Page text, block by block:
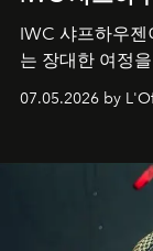
IWC 샤프하우
는 장대한 여정
07.05.2026 by